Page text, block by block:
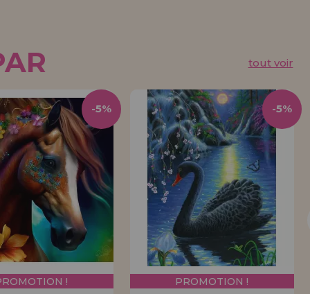
tout voir
!
-5%
PROMOTION !
-5%